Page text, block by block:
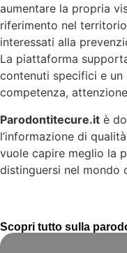
aumentare la propria
riferimento nel
interessati alla
La piattaforma
contenuti specifici e un
competenza,
Parodontitecure.it è
l’informazione di
vuole capire meglio la
distinguersi nel mondo
Scopri tutto sulla